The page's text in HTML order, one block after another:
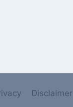
Disclaimer